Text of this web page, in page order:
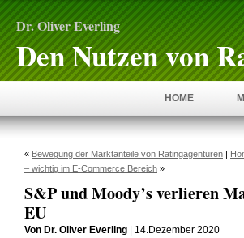
Dr. Oliver Everling
Den Nutzen von
HOME
« Bewegung der Marktanteile von Ratingagenturen |
– wichtig im E-Commerce Bereich »
S&P und Moody’s verlieren
EU
Von Dr. Oliver Everling | 14.Dezember 2020